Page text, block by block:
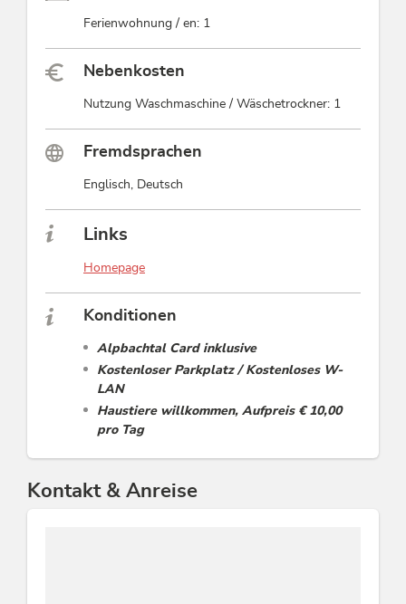
Ferienwohnung / en: 1
Nebenkosten
Nutzung Waschmaschine / Wäschetrockner: 1
Fremdsprachen
Englisch, Deutsch
Links
Homepage
Konditionen
Alpbachtal Card inklusive
Kostenloser Parkplatz / Kostenloses W-
LAN
Haustiere willkommen, Aufpreis € 10,00
pro Tag
Kontakt & Anreise